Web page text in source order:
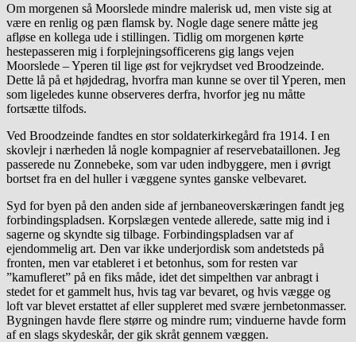
Om morgenen så Moorslede mindre malerisk ud, men viste sig at
være en renlig og pæn flamsk by. Nogle dage senere måtte jeg
afløse en kollega ude i stillingen. Tidlig om morgenen kørte
hestepasseren mig i forplejningsofficerens gig langs vejen
Moorslede – Yperen til lige øst for vejkrydset ved Broodzeinde.
Dette lå på et højdedrag, hvorfra man kunne se over til Yperen, men
som ligeledes kunne observeres derfra, hvorfor jeg nu måtte
fortsætte tilfods.
Ved Broodzeinde fandtes en stor soldaterkirkegård fra 1914. I en
skovlejr i nærheden lå nogle kompagnier af reservebataillonen. Jeg
passerede nu Zonnebeke, som var uden indbyggere, men i øvrigt
bortset fra en del huller i væggene syntes ganske velbevaret.
Syd for byen på den anden side af jernbaneoverskæringen fandt jeg
forbindingspladsen. Korpslægen ventede allerede, satte mig ind i
sagerne og skyndte sig tilbage. Forbindingspladsen var af
ejendommelig art. Den var ikke underjordisk som andetsteds på
fronten, men var etableret i et betonhus, som for resten var
”kamufleret” på en fiks måde, idet det simpelthen var anbragt i
stedet for et gammelt hus, hvis tag var bevaret, og hvis vægge og
loft var blevet erstattet af eller suppleret med svære jernbetonmasser.
Bygningen havde flere større og mindre rum; vinduerne havde form
af en slags skydeskår, der gik skråt gennem væggen.